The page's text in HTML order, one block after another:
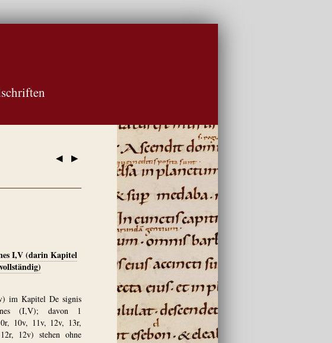
◀ ▶
I,V (darin Kapitel
im Kapitel De signis
(I,V); davon 1
10v, 11v, 12v, 13r,
12v) stehen ohne